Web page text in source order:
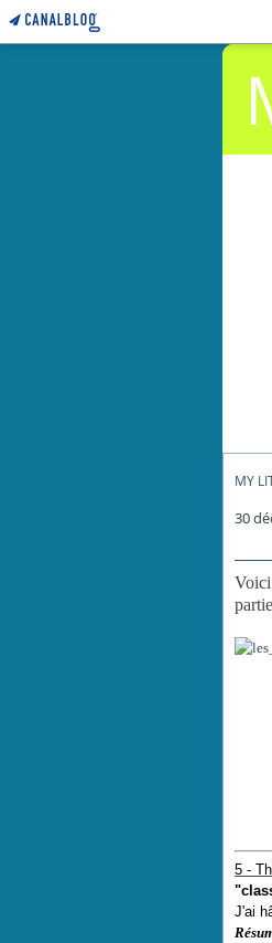
MY
30
partie
5 -
J'ai